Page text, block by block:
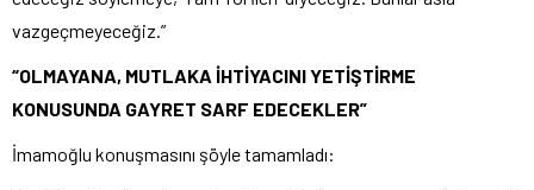
vazgeçmeyeceğiz.”
“OLMAYANA, MUTLAKA İHTİYACINI YETİŞTİRME
KONUSUNDA GAYRET SARF EDECEKLER”
İmamoğlu konuşmasını şöyle tamamladı: